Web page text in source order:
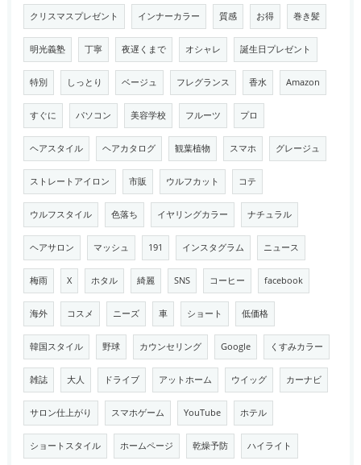
クリスマスプレゼント インナーカラー 質感 お得 巻き髪
明光義塾 丁寧 夜遅くまで オシャレ 誕生日プレゼント
特別 しっとり ベージュ フレグランス 香水 Amazon
すぐに パソコン 美容学校 フルーツ プロ
ヘアスタイル ヘアカタログ 観葉植物 スマホ グレージュ
ストレートアイロン 市販 ウルフカット コテ
ウルフスタイル 色落ち イヤリングカラー ナチュラル
ヘアサロン マッシュ 191 インスタグラム ニュース
梅雨 X ホタル 綺麗 SNS コーヒー facebook
海外 コスメ ニーズ 車 ショート 低価格
韓国スタイル 野球 カウンセリング Google くすみカラー
雑誌 大人 ドライブ アットホーム ウイッグ カーナビ
サロン仕上がり スマホゲーム YouTube ホテル
ショートスタイル ホームページ 乾燥予防 ハイライト